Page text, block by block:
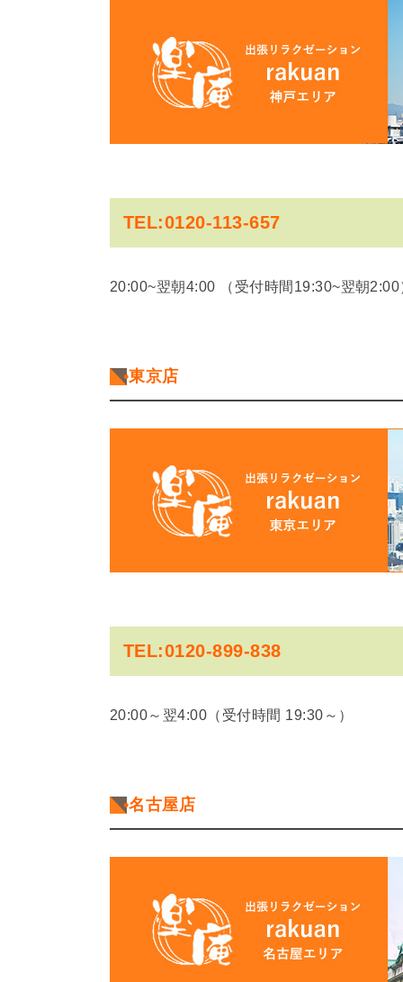
TEL:0120-113-657
20:00~翌朝4:00 （受付時間19:30~翌朝2:00
•東京店
TEL:0120-899-838
20:00～翌4:00（受付時間 19:30～）
•名古屋店